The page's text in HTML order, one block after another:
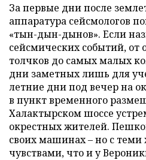
За первые дни после
аппаратура сейсмологов
«тын-дын-дынов». Если
сейсмических событий,
толчков до самых малых
дни заметных лишь для
летние дни под вечер на
в пункт временного
Халактырском шоссе
окрестных жителей.
своих машинах – но с
чувствами, что и у